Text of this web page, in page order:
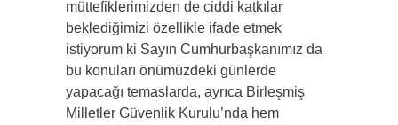
müttefiklerimizden de ciddi katkılar
beklediğimizi özellikle ifade etmek
istiyorum ki Sayın Cumhurbaşkanımız da
bu konuları önümüzdeki günlerde
yapacağı temaslarda, ayrıca Birleşmiş
Milletler Güvenlik Kurulu’nda hem